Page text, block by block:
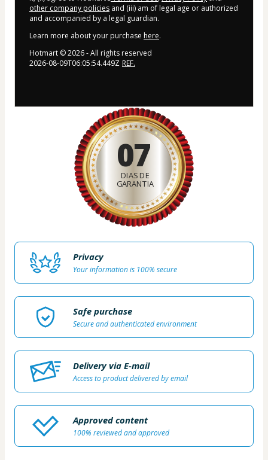
other company policies and (iii) am of legal age or authorized
and accompanied by a legal guardian.
Learn more about your purchase here.
Hotmart ©2026- All rights reserved
2026-08-09T06:05:54.449Z REF.
07
DIAS DE
GARANTIA
Privacy
Your information is 100% secure
Safe purchase
Secure and authenticated environment
Delivery via E-mail
Access to product delivered by email
Approved content
100% reviewed and approved